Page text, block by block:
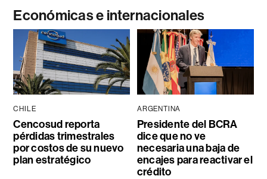
Económicas e internacionales
CHILE
Cencosud reporta
pérdidas trimestrales
por costos de su nuevo
plan estratégico
ARGENTINA
Presidente del BCRA
dice que no ve
necesaria una baja de
encajes para reactivar el
crédito